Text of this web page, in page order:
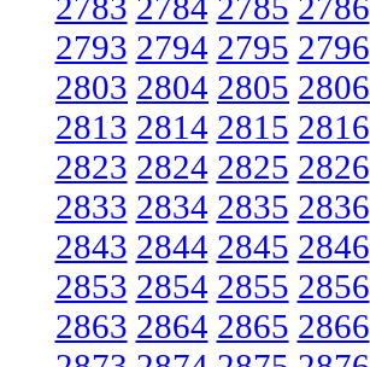
2793 2794 2795 2796
2803 2804 2805 2806
2813 2814 2815 2816
2823 2824 2825 2826
2833 2834 2835 2836
2843 2844 2845 2846
2853 2854 2855 2856
2863 2864 2865 2866